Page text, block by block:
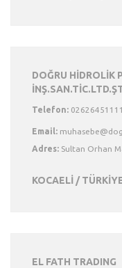
DOĞRU HİDROLİK
Telefon: 02626451111
Email:
Adres: Sultan Orhan
KOCAELİ /
EL FATH TRADING